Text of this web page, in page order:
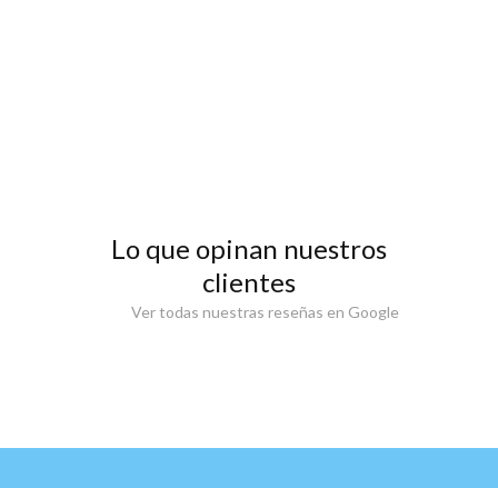
Lo que opinan nuestros
clientes
Ver todas nuestras reseñas en Google